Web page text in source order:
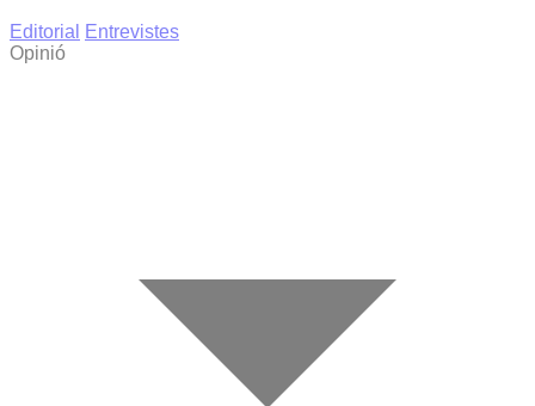
Editorial
Entrevistes
Opinió